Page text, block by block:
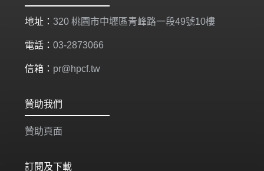
地址： 320 桃園市中壢區青峰路一段49號10樓
電話： 03-2873066
信箱： pr@hpcf.tw
贊助我們
贊助頁面
訂閱及下載